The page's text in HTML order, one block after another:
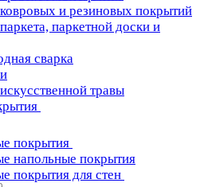
и резиновых покрытий
паркетной доски и
сварка
травы
покрытия
напольные покрытия
покрытия для стен